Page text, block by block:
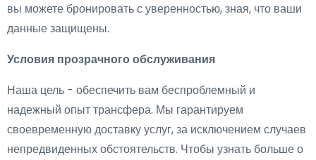
вы можете бронировать с уверенностью, зная, что ваши
данные защищены.
Условия прозрачного обслуживания
Наша цель - обеспечить вам беспроблемный и
надежный опыт трансфера. Мы гарантируем
своевременную доставку услуг, за исключением случаев
непредвиденных обстоятельств. Чтобы узнать больше о